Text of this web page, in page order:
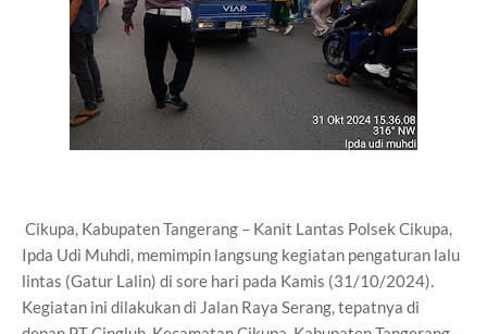
Cikupa, Kabupaten Tangerang – Kanit Lantas Polsek Cikupa,
Ipda Udi Muhdi, memimpin langsung kegiatan pengaturan lalu
lintas (Gatur Lalin) di sore hari pada Kamis (31/10/2024).
Kegiatan ini dilakukan di Jalan Raya Serang, tepatnya di